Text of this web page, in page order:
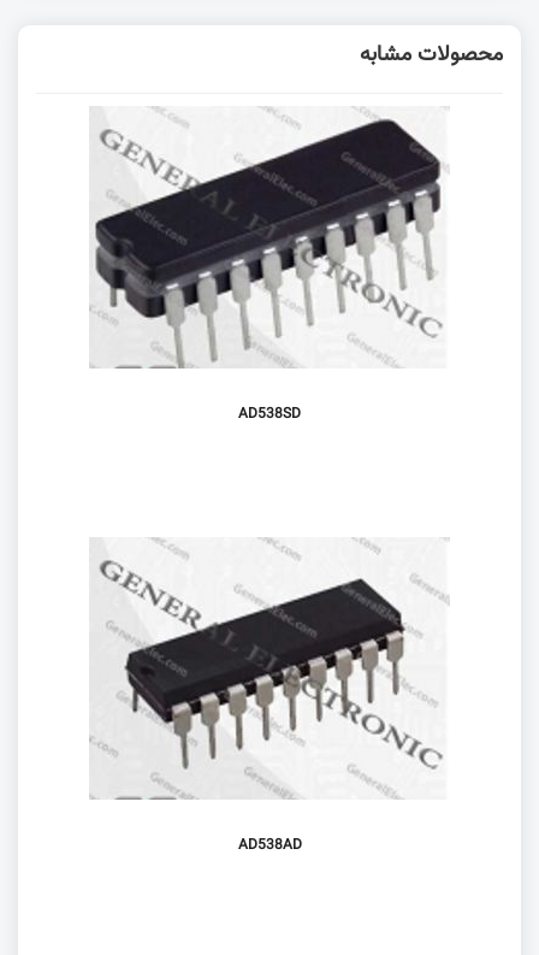
محصولات مشابه
AD538SD
AD538AD